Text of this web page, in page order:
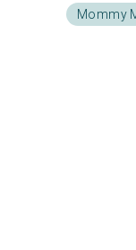
Mommy